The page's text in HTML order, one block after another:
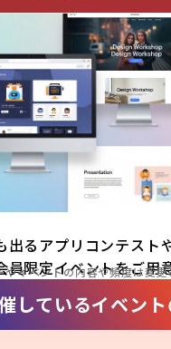
出るアプリコンテスト
員限定イベントをご用
イベントの内容や頻度は変更
しているイベント